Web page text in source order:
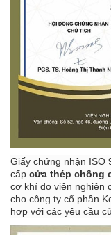
Giấy chứng nhận ISO
cấp cửa thép chống
cơ khí do viện nghiên
cho công ty cổ phần
hợp với các yêu cầu